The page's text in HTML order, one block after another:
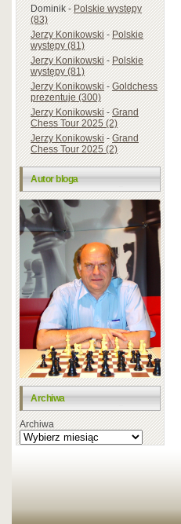
Dominik-Polskie występy
(83)
Jerzy Konikowski-Polskie
występy (81)
Jerzy Konikowski-Polskie
występy (81)
Jerzy Konikowski-Goldchess
prezentuje (300)
Jerzy Konikowski-Grand
Chess Tour 2025 (2)
Jerzy Konikowski-Grand
Chess Tour 2025 (2)
Autor bloga
Archiwa
Archiwa